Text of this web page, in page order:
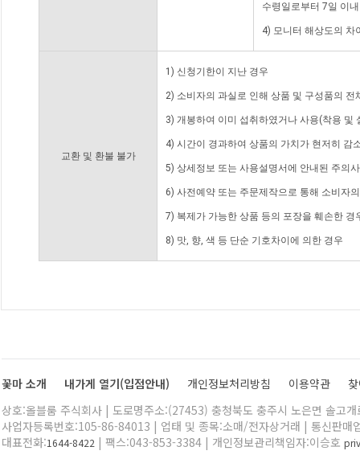
수령일로부터 7일 이
4) 모니터 해상도의 차
교환 및 환불 불가
1) 신청기한이 지난 경우
2) 소비자의 과실로 인해 상품 및 구성품의
3) 개봉하여 이미 섭취하였거나 사용(착용 및
4) 시간이 경과하여 상품의 가치가 현저히 감
5) 상세정보 또는 사용설명서에 안내된 주의
6) 사전예약 또는 주문제작으로 통해 소비자
7) 복제가 가능한 상품 등의 포장을 훼손한 경
8) 맛, 향, 색 등 단순 기호차이에 의한 경우
꽃마 소개 내가게 열기(입점안내) 개인정보처리방침 이용약관
상호:올블룸 주식회사 | 도로명주소:(27453) 충청북도 충주시 노은면 솔고
사업자등록번호:105-86-84013 | 업태 및 종목:소매/전자상거래 | 통신판매
대표전화:1644-8422 | 팩스:043-853-3384 | 개인정보관리책임자:이승호